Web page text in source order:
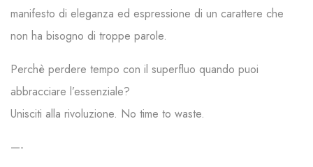
manifesto di eleganza ed espressione di un carattere che
non ha bisogno di troppe parole.
Perchè perdere tempo con il superfluo quando puoi
abbracciare l’essenziale?
Unisciti alla rivoluzione. No time to waste.
—-